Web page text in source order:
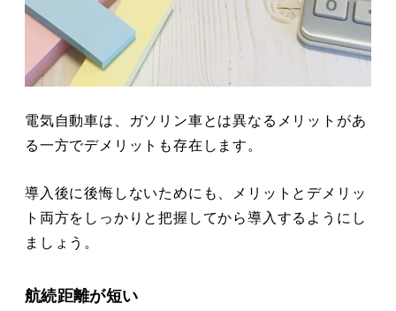
電気自動車は、ガソリン車とは異なるメリットがあ
る一方でデメリットも存在します。
導入後に後悔しないためにも、メリットとデメリッ
ト両方をしっかりと把握してから導入するようにし
ましょう。
航続距離が短い